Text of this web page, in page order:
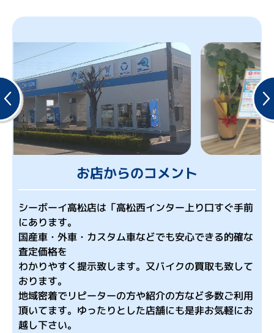
問
い
合
わ
せ
ス
ー
ツ
ア
ル
バ
ム
お店からのコメント
シーボーイ高松店は「高松西インター上り口すぐ手前
にあります。
国産車・外車・カスタム車などでも安心できる的確な
査定価格を
わかりやすく提示致します。又バイクの買取も致して
おります。
地域密着でリピーターの方や紹介の方など多数ご利用
頂いてます。ゆったりとした店舗にも是非お気軽にお
越し下さい。